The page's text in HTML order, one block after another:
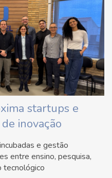
startups e
inovação
e gestão
entre ensino, pesquisa,
tecnológico